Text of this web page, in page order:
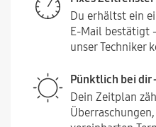
Du erhältst ein
E-Mail bestätigt
unser Techniker
Pünktlich bei dir
Dein Zeitplan